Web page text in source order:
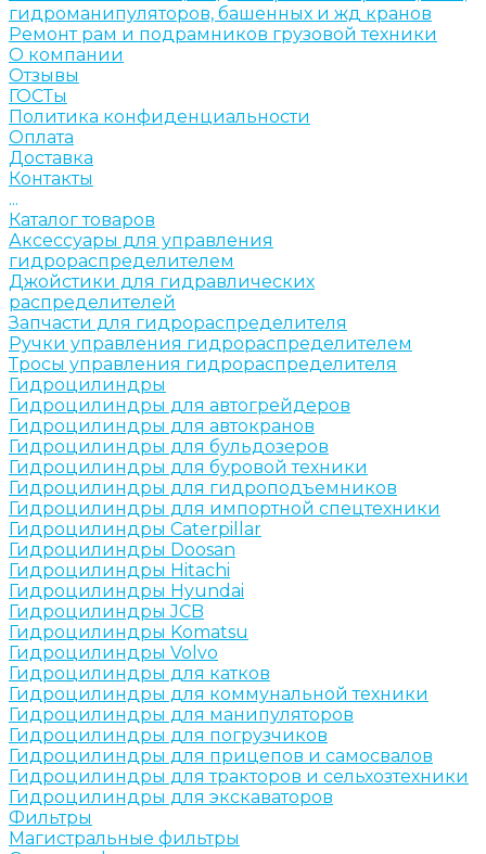
гидроманипуляторов, башенных и жд кранов
Ремонт рам и подрамников грузовой техники
О компании
Отзывы
ГОСТы
Политика конфиденциальности
Оплата
Доставка
Контакты
...
Каталог товаров
Аксессуары для управления
гидрораспределителем
Джойстики для гидравлических
распределителей
Запчасти для гидрораспределителя
Ручки управления гидрораспределителем
Тросы управления гидрораспределителя
Гидроцилиндры
Гидроцилиндры для автогрейдеров
Гидроцилиндры для автокранов
Гидроцилиндры для бульдозеров
Гидроцилиндры для буровой техники
Гидроцилиндры для гидроподъемников
Гидроцилиндры для импортной спецтехники
Гидроцилиндры Caterpillar
Гидроцилиндры Doosan
Гидроцилиндры Hitachi
Гидроцилиндры Hyundai
Гидроцилиндры JCB
Гидроцилиндры Komatsu
Гидроцилиндры Volvo
Гидроцилиндры для катков
Гидроцилиндры для коммунальной техники
Гидроцилиндры для манипуляторов
Гидроцилиндры для погрузчиков
Гидроцилиндры для прицепов и самосвалов
Гидроцилиндры для тракторов и сельхозтехники
Гидроцилиндры для экскаваторов
Фильтры
Магистральные фильтры